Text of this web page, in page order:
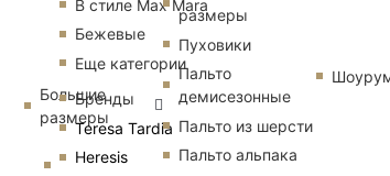
В стиле Max Mara
Бежевые
Еще категории
Бренды
Teresa Tardia
Heresis
Большие
размеры
размеры
Пуховики
Пальто
демисезонные
Пальто из шерсти
Пальто альпака